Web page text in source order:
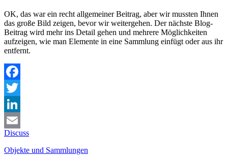
OK, das war ein recht allgemeiner Beitrag, aber wir mussten Ihnen
das große Bild zeigen, bevor wir weitergehen. Der nächste Blog-
Beitrag wird mehr ins Detail gehen und mehrere Möglichkeiten
aufzeigen, wie man Elemente in eine Sammlung einfügt oder aus ihr
entfernt.
Facebook
Twitter
LinkedIn
Email
Discuss
Objekte und Sammlungen